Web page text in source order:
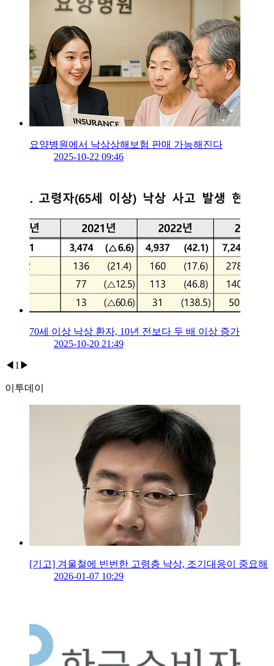
요양병원에서 낙상상해보험 판매 가능해진다
2025-10-22 09:46
70세 이상 낙상 환자, 10년 전보다 두 배 이상 증가
2025-10-20 21:49
◀ 1 ▶
이투데이
[기고] 겨울철에 빈번한 고령층 낙상, 조기대응이 중요해
2026-01-07 10:29